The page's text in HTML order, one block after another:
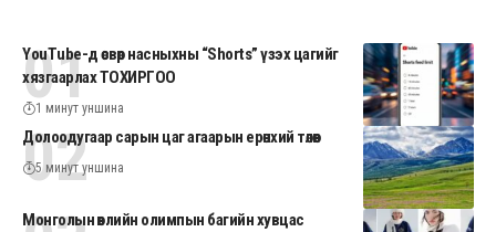
YouTube-д өсвөр насныхны “Shorts” үзэх цагийг
хязгаарлах ТОХИРГОО
1 минут уншина
Долоодугаар сарын цаг агаарын ерөнхий төлөв
5 минут уншина
Монголын өвлийн олимпын багийн хувцас